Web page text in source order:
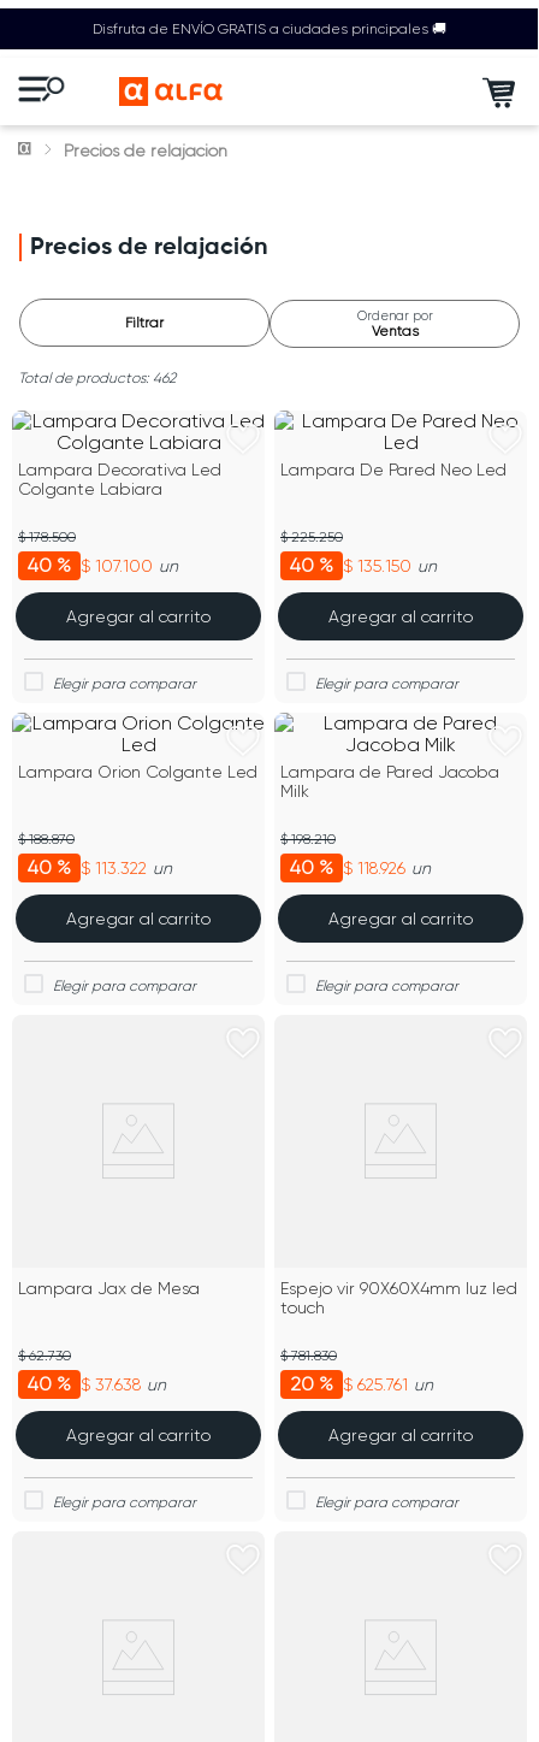
Disfruta de ENVÍO GRATIS a ciudades principales 🚚
Precios de relajación
Precios de relajación
Filtrar Ordenar por
Ventas
462
Lampara Decorativa Led
Colgante Labiara
40 % $ 107.100
$ 178.500
un
Agregar al carrito
Lampara De Pared Neo Led
40 % $ 135.150
$ 225.250
un
Agregar al carrito
Lampara Orion Colgante Led
40 % $ 113.322
$ 188.870
un
Agregar al carrito
Lampara de Pared Jacoba
Milk
40 % $ 118.926
$ 198.210
un
Agregar al carrito
Lampara Jax de Mesa
40 % $ 37.638
$ 62.730
un
Agregar al carrito
Espejo vir 90X60X4mm luz led
touch
20 % $ 625.761
$ 781.830
un
Agregar al carrito